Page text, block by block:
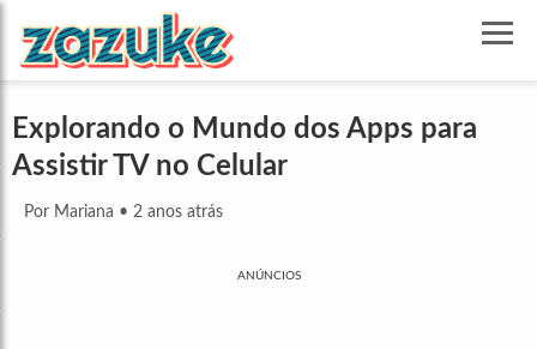
Explorando o Mundo dos Apps para
Assistir TV no Celular
Por Mariana • 2 anos atrás
ANÚNCIOS